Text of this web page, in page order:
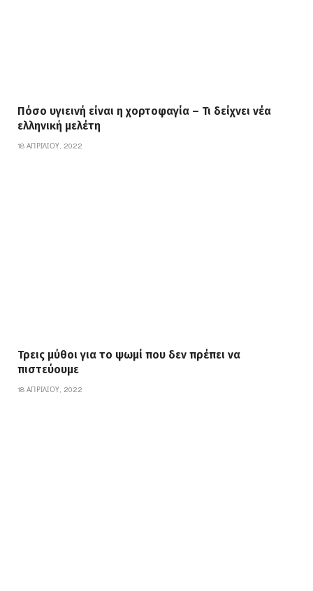
Πόσο υγιεινή είναι η χορτοφαγία – Τι δείχνει νέα
ελληνική μελέτη
18 ΑΠΡΙΛΊΟΥ, 2022
Τρεις μύθοι για το ψωμί που δεν πρέπει να
πιστεύουμε
18 ΑΠΡΙΛΊΟΥ, 2022